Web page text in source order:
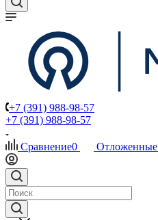
+7 (391) 988-98-57
+7 (391) 988-98-57
Сравнение0 Отложенные